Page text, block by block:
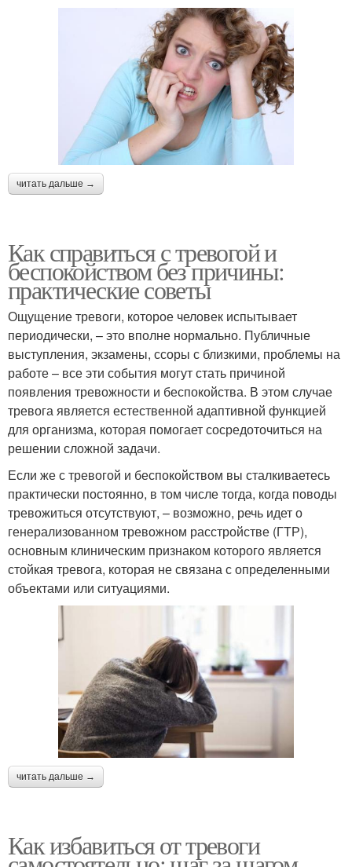
читать дальше →
Как справиться с тревогой и
беспокойством без причины:
практические советы
Ощущение тревоги, которое человек испытывает
периодически, – это вполне нормально. Публичные
выступления, экзамены, ссоры с близкими, проблемы на
работе – все эти события могут стать причиной
появления тревожности и беспокойства. В этом случае
тревога является естественной адаптивной функцией
для организма, которая помогает сосредоточиться на
решении сложной задачи.
Если же с тревогой и беспокойством вы сталкиваетесь
практически постоянно, в том числе тогда, когда поводы
тревожиться отсутствуют, – возможно, речь идет о
генерализованном тревожном расстройстве (ГТР),
основным клиническим признаком которого является
стойкая тревога, которая не связана с определенными
объектами или ситуациями.
читать дальше →
Как избавиться от тревоги